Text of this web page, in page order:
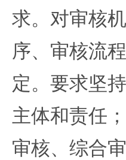
求。对审核
序、审核流
定。要求坚
主体和责任
审核、综合